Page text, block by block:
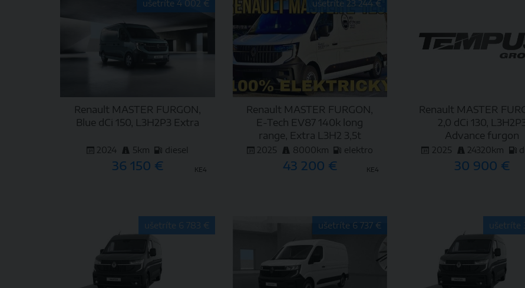
ušetríte 4 002 €
Renault MASTER FURGON,
Blue dCi 150, L3H2P3 Extra
2024 5km diesel
36 150 € KE4
DETAIL
ušetríte 23 244 €
Renault MASTER FURGON,
E-Tech EV87 140k long
range, Extra L3H2 3,5t
2025 8000km elektro
43 200 € KE4
DETAIL
Renault MASTER
2,0 dCi 130,
Advance furgon
2025 24320km
30 900 €
DETAIL
ušetríte 6 783 € ušetríte 6 737 € ušetríte